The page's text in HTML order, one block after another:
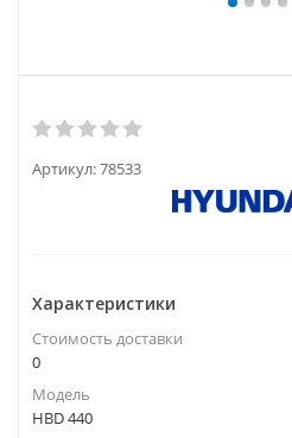
Артикул:78533
Характеристики
Стоимость доставки
0
Модель
HBD 440